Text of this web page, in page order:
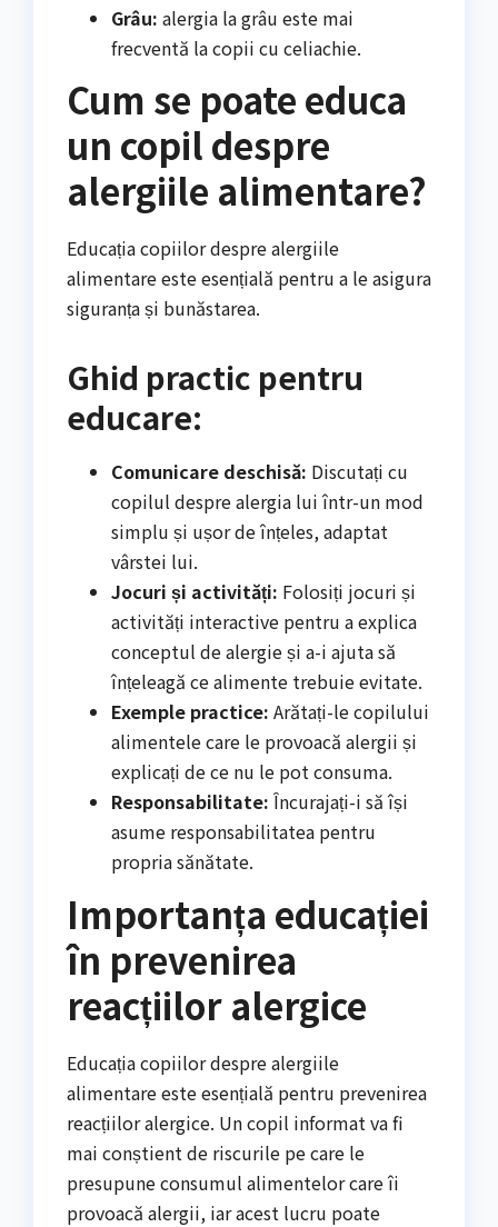
Grâu: alergia la grâu este mai
frecventă la copii cu celiachie.
Cum se poate educa
un copil despre
alergiile alimentare?
Educația copiilor despre alergiile
alimentare este esențială pentru a le asigura
siguranța și bunăstarea.
Ghid practic pentru
educare:
Comunicare deschisă: Discutați cu
copilul despre alergia lui într-un mod
simplu și ușor de înțeles, adaptat
vârstei lui.
Jocuri și activități: Folosiți jocuri și
activități interactive pentru a explica
conceptul de alergie și a-i ajuta să
înțeleagă ce alimente trebuie evitate.
Exemple practice: Arătați-le copilului
alimentele care le provoacă alergii și
explicați de ce nu le pot consuma.
Responsabilitate: Încurajați-i să își
asume responsabilitatea pentru
propria sănătate.
Importanța educației
în prevenirea
reacțiilor alergice
Educația copiilor despre alergiile
alimentare este esențială pentru prevenirea
reacțiilor alergice. Un copil informat va fi
mai conștient de riscurile pe care le
presupune consumul alimentelor care îi
provoacă alergii, iar acest lucru poate